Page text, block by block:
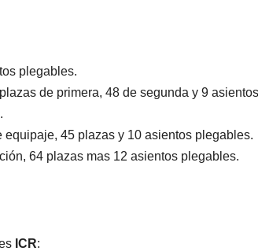
plegables.
de primera, 48 de segunda y 9
45 plazas y 10 asientos plegables.
64 plazas mas 12 asientos plegables.
ICR: